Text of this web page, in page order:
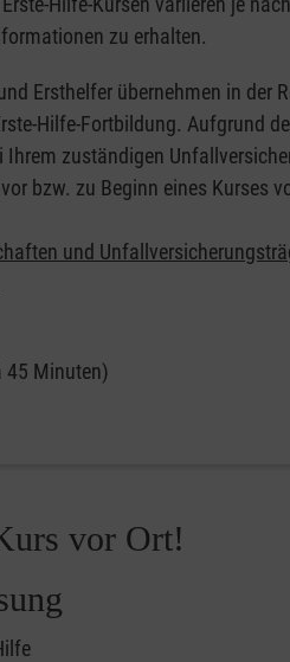
zu erhalten.
Ersthelfer übernehmen in der
Hilfe-Fortbildung. Aufgrund
Ihrem zuständigen
bzw. zu Beginn eines Kurses
und
45 Minuten)
vor Ort!